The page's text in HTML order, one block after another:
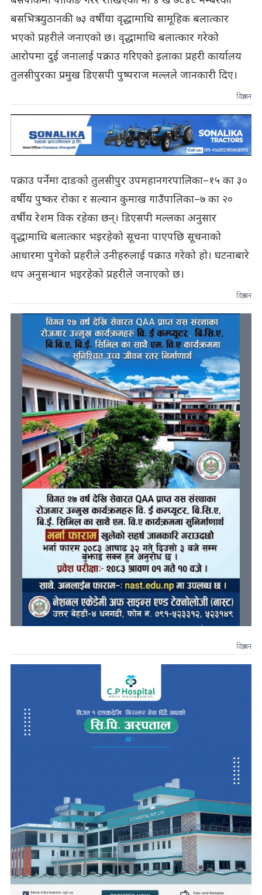
बसभित्र प्युठानकी ७३ वर्षीया वृद्धामाथि सामूहिक बलात्कार
भएको प्रहरीले जनाएको छ। वृद्धामाथि बलात्कार गरेको
आरोपमा दुई जनालाई पक्राउ गरिएको इलाका प्रहरी कार्यालय
तुलसीपुरका प्रमुख डिएसपी पुष्पराज मल्लले जानकारी दिए।
विज्ञापन
पक्राउ पर्नेमा दाङको तुलसीपुर उपमहानगरपालिका–१५ का ३०
वर्षीय पुष्कर रोका र सल्यान कुमाख गाउँपालिका–७ का २०
वर्षीय रेशम विक रहेका छन्। डिएसपी मल्लका अनुसार
वृद्धामाथि बलात्कार भइरहेको सूचना पाएपछि सूचनाको
आधारमा पुगेको प्रहरीले उनीहरुलाई पक्राउ गरेको हो। घटनाबारे
थप अनुसन्धान भइरहेको प्रहरीले जनाएको छ।
विज्ञापन
विज्ञापन